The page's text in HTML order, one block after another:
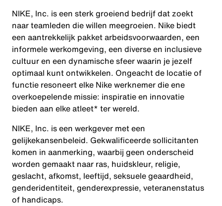
NIKE, Inc. is een sterk groeiend bedrijf dat zoekt
naar teamleden die willen meegroeien. Nike biedt
een aantrekkelijk pakket arbeidsvoorwaarden, een
informele werkomgeving, een diverse en inclusieve
cultuur en een dynamische sfeer waarin je jezelf
optimaal kunt ontwikkelen. Ongeacht de locatie of
functie resoneert elke Nike werknemer die ene
overkoepelende missie: inspiratie en innovatie
bieden aan elke atleet* ter wereld.
NIKE, Inc. is een werkgever met een
gelijkekansenbeleid. Gekwalificeerde sollicitanten
komen in aanmerking, waarbij geen onderscheid
worden gemaakt naar ras, huidskleur, religie,
geslacht, afkomst, leeftijd, seksuele geaardheid,
genderidentiteit, genderexpressie, veteranenstatus
of handicaps.